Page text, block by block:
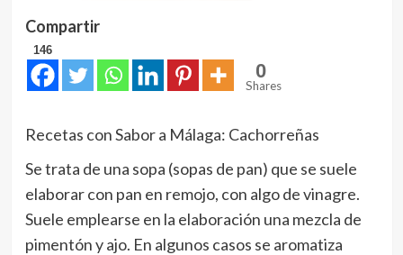
Compartir
146
0
Shares
Recetas con Sabor a Málaga: Cachorreñas
Se trata de una sopa (sopas de pan) que se suele
elaborar con pan en remojo, con algo de vinagre.
Suele emplearse en la elaboración una mezcla de
pimentón y ajo. En algunos casos se aromatiza